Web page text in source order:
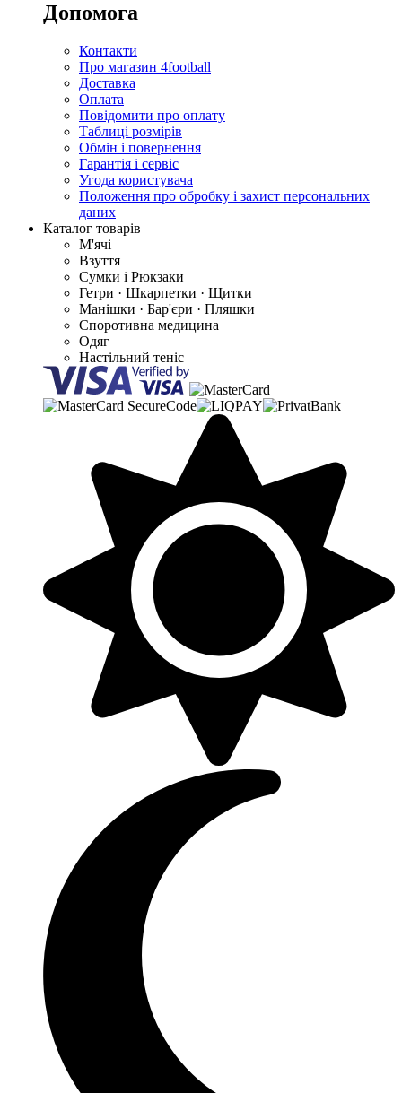
Допомога
Контакти
Про магазин 4football
Доставка
Оплата
Повідомити про оплату
Таблиці розмірів
Обмін і повернення
Гарантія і сервіс
Угода користувача
Положення про обробку і захист персональних
даних
Каталог товарів
М'ячі
Взуття
Сумки і Рюкзаки
Гетри · Шкарпетки · Щитки
Манішки · Бар'єри · Пляшки
Споротивна медицина
Одяг
Настільний теніс